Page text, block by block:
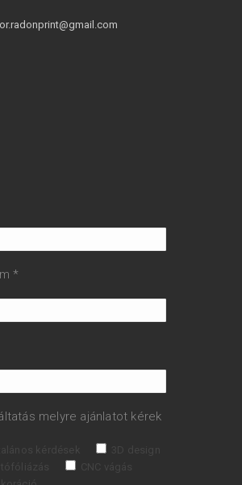
*
melyre ajánlatot kérek
kérdések